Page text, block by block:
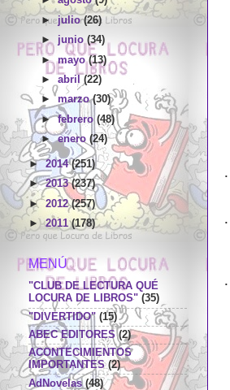
·
·
·
►julio(26)
► junio(34)
►mayo(13)
►abril(22)
►marzo(30)
►febrero(48)
►enero(24)
►2014(251)
►2013(237)
►2012(257)
►2011(178)
MENÚ
"CLUB DE LECTURA QUÉ
LOCURA DE LIBROS" (35)
"DIVERTIDO" (15)
ABEC EDITORES (2)
ACONTECIMIENTOS
IMPORTANTES (2)
AdNovelas (48)